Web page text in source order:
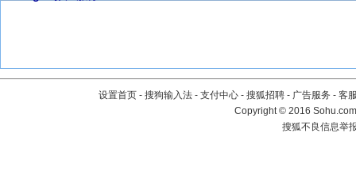
设置首页 - 搜狗输入法 - 支付中心 - 搜狐招聘 - 广告服务 - 客
Copyright©2016
搜狐不良信息举